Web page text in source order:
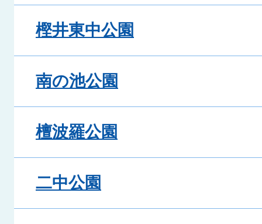
樫井東中公園
南の池公園
檀波羅公園
二中公園